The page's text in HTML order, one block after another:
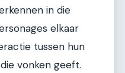
in die
elkaar
tussen hun
vonken geeft.